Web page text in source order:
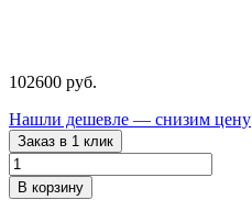
102600 руб.
Нашли дешевле — снизим цену
Заказ в 1 клик
Количество
товара
GTR05ST
В корзину